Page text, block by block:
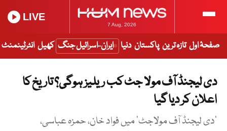
7 Aug, 2026
LIVE
صفحۂ اول تازہ ترین پاکستان دنیا ایران-اسرائیل جنگ کھیل انٹرٹینمنٹ
دی لیجنڈ آف مولا جٹ کب ریلیز ہوگی؟ تاریخ کا
اعلان کر دیا گیا
’دی لیجنڈ آف مولاجٹ‘ میں فواد خان، حمزہ عباسی،